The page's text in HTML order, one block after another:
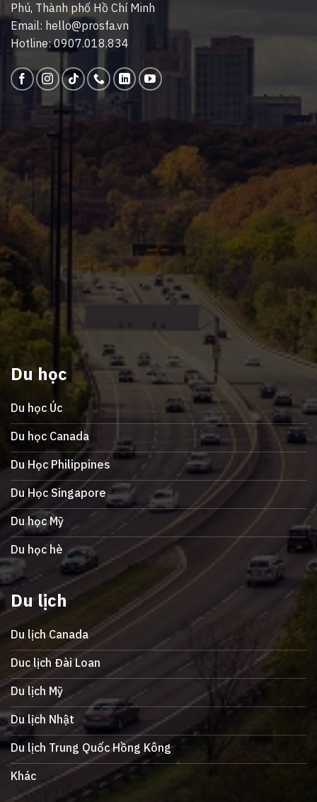
Phú, Thành phố Hồ Chí Minh
Email: hello@prosfa.vn
Hotline: 0907.018.834
Du học
Du học Úc
Du học Canada
Du Học Philippines
Du Học Singapore
Du học Mỹ
Du học hè
Du lịch
Du lịch Canada
Duc lịch Đài Loan
Du lịch Mỹ
Du lịch Nhật
Du lịch Trung Quốc Hồng Kông
Khác